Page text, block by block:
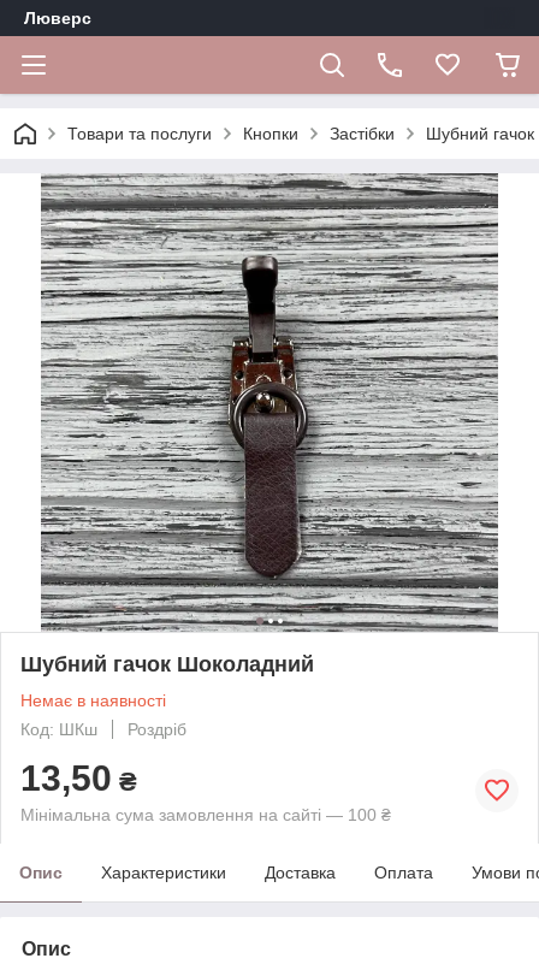
Люверс
Товари та послуги Кнопки Застібки Шубний
Шубний гачок Шоколадний
Немає в наявності
Код: ШКш
Роздріб
13,50 ₴
Мінімальна сума замовлення на сайті — 100 ₴
Опис Характеристики Доставка Оплата Умови
Опис